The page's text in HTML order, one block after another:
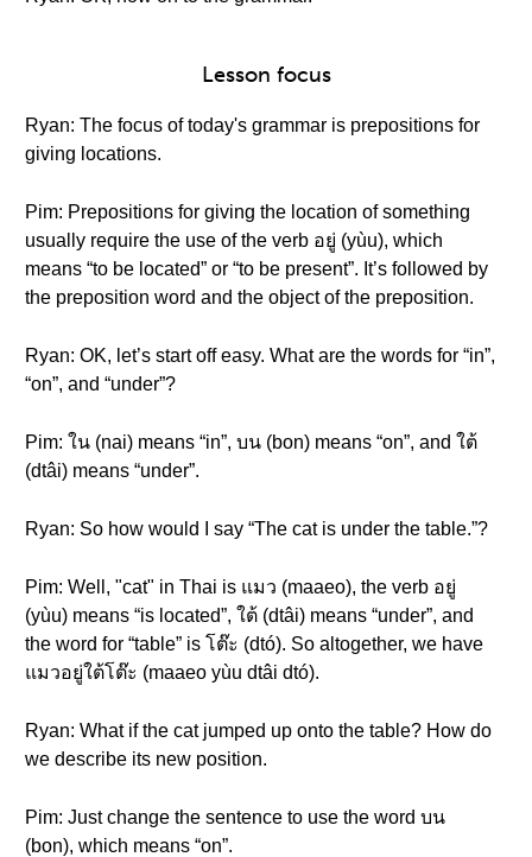
Lesson focus
Ryan: The focus of today's grammar is prepositions for
giving locations.
Pim: Prepositions for giving the location of something
usually require the use of the verb อยู่ (yùu), which
means “to be located” or “to be present”. It’s followed by
the preposition word and the object of the preposition.
Ryan: OK, let’s start off easy. What are the words for “in”,
“on”, and “under”?
Pim: ใน (nai) means “in”, บน (bon) means “on”, and ใต้
(dtâi) means “under”.
Ryan: So how would I say “The cat is under the table.”?
Pim: Well, "cat" in Thai is แมว (maaeo), the verb อยู่
(yùu) means “is located”, ใต้ (dtâi) means “under”, and
the word for “table” is โต๊ะ (dtó). So altogether, we have
แมวอยู่ใต้โต๊ะ (maaeo yùu dtâi dtó).
Ryan: What if the cat jumped up onto the table? How do
we describe its new position.
Pim: Just change the sentence to use the word บน
(bon), which means “on”.